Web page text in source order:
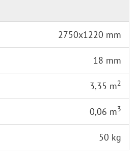
2750x1220 mm
18 mm
3,35 m2
0,06 m3
50 kg